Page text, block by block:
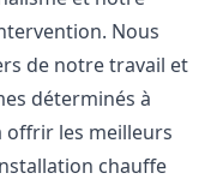
Nous
de notre travail et
déterminés à
offrir les meilleurs
chauffe